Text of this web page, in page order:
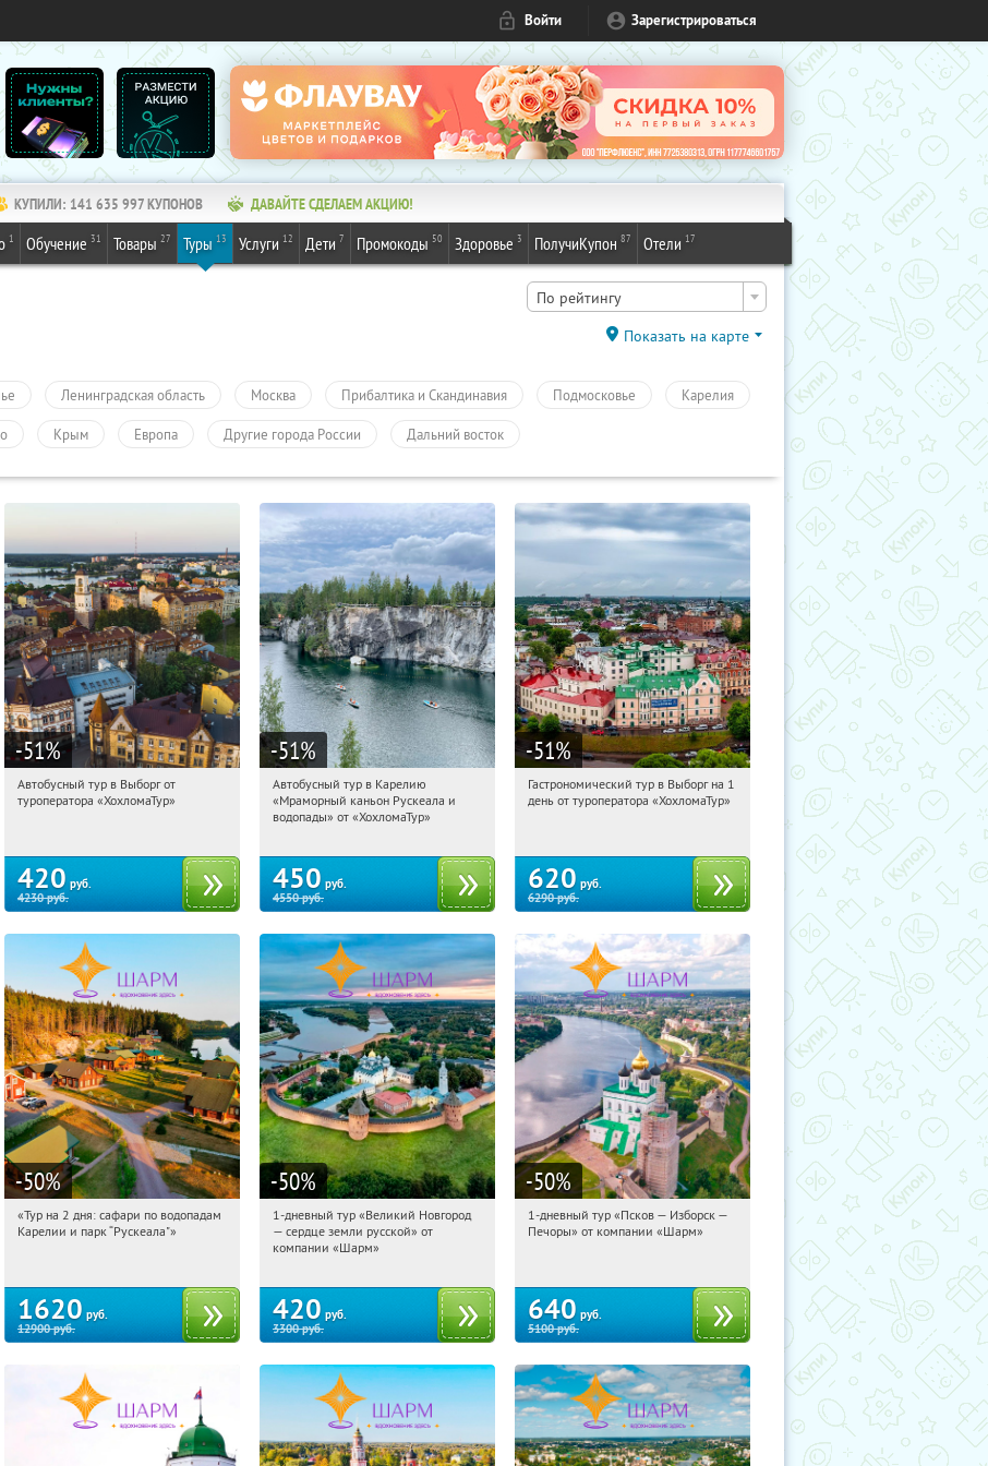
Войти Зарегистрироваться
КУПИЛИ: 141 635 997КУПОНОВ ДАВАЙТЕ СДЕЛАЕМ АКЦИЮ!
1 Обучение 31 Товары 27 Туры 13 Услуги 12 Дети 7 Промокоды 50 Здоровье 3 ПолучиКупон 87 Отели 17
По рейтингу
Показать на карте
Ленинградская область Москва Прибалтика и Скандинавия Подмосковье Карелия
Крым Европа Другие города России Дальний восток
-51%
14:57:59 Купили:
Автобусный тур в Выборг от
туроператора «ХохломаТур»
420 руб.
4230руб.
-51%
14:57:59 Купили:
Сенная площадь
Автобусный тур в Карелию
«Мраморный каньон Рускеала и
водопады» от «ХохломаТур»
450 руб.
4550руб.
-51%
14:57:59
Купи первым!
Гастрономический тур в Выборг на 1
день от туроператора «ХохломаТур»
620 руб.
6290руб.
-50%
14:57:59 Купили:
«Тур на 2 дня: сафари по водопадам
Карелии и парк “Рускеала"»
1620 руб.
12900руб.
-50%
14:57:59 Купили:22
Достоевская
1-дневный тур «Великий Новгород
— сердце земли русской» от
компании «Шарм»
420 руб.
3300руб.
-50%
14:57:59 Купили:12
1-дневный тур «Псков — Изборск —
Печоры» от компании «Шарм»
640 руб.
5100руб.